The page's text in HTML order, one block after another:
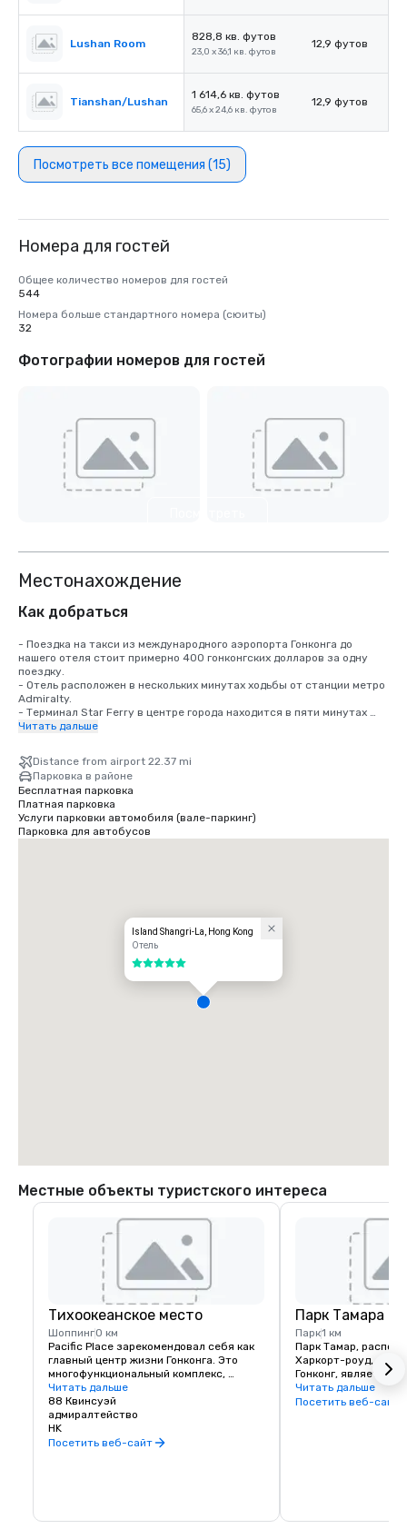
Lushan Room
828,8 кв. футов
23,0 x 36,1 кв. футов
12,9 футов
Tianshan/Lushan
1 614,6 кв. футов
65,6 x 24,6 кв. футов
12,9 футов
Посмотреть все помещения (15)
Номера для гостей
Общее количество номеров для гостей
544
Номера больше стандартного номера (сюиты)
32
Фотографии номеров для гостей
Местонахождение
Как добраться
- Поездка на такси из международного аэропорта Гонконга до
нашего отеля стоит примерно 400 гонконгских долларов за одну
поездку.
- Отель расположен в нескольких минутах ходьбы от станции метро
Admiralty.
- Терминал Star Ferry в центре города находится в пяти минутах
езды на автомобиле от отеля.
Гонконгскому парку, который находится рядом с отелем.
Читать дальше
Distance from airport 22.37 mi
Парковка в районе
Бесплатная парковка
Платная парковка
Услуги парковки автомобиля (вале-паркинг)
Парковка для автобусов
Island Shangri-La, Hong Kong
Отель
5 из 5
Местные объекты туристского интереса
Тихоокеанское место
Шоппинг0 км
Pacific Place зарекомендовал себя как
главный центр жизни Гонконга. Это
многофункциональный комплекс,
который продолжает развиваться и
расти как идеальное место для покупок,
ужинов, работы, отдыха, отдыха,
отдыха и развлечений.
Читать дальше
88 Квинсуэй
адмиралтейство
HK
Посетить веб-сайт
Парк Тамара
Парк1 км
Парк Тамар,
Харкорт-роуд,
Гонконг, является
развития Тамара.
новым центральным
Читать дальше
Посетить веб-сайт